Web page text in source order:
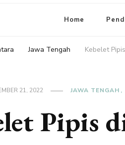
Home
Jawa Tengah Kebelet
21, 2022 JAWA TENGAH
Pipis